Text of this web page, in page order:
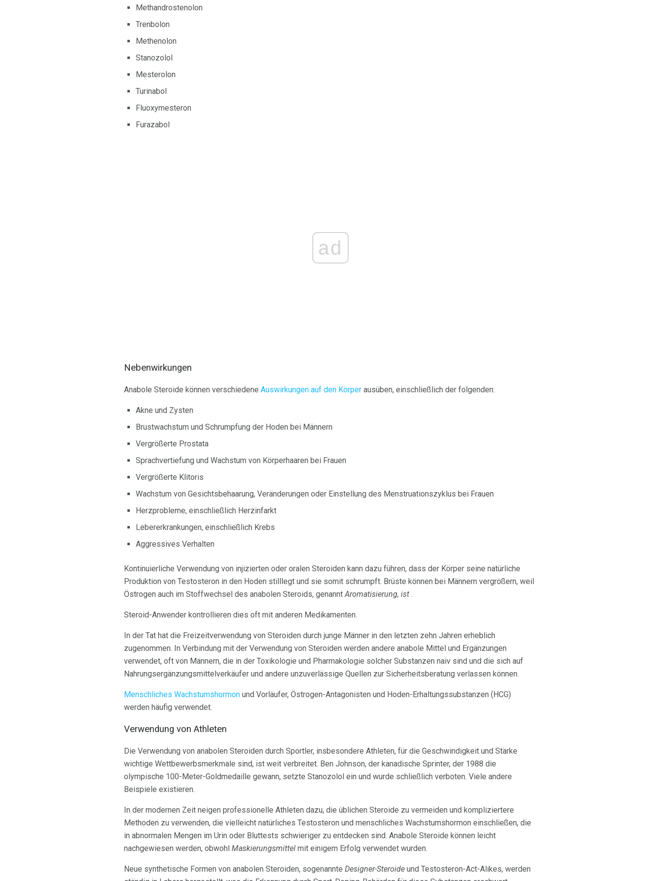
Methandrostenolon
Trenbolon
Methenolon
Stanozolol
Mesterolon
Turinabol
Fluoxymesteron
Furazabol
ad
Nebenwirkungen
Anabole Steroide können verschiedene Auswirkungen auf den Körper ausüben, einschließlich der folgenden:
Akne und Zysten
Brustwachstum und Schrumpfung der Hoden bei Männern
Vergrößerte Prostata
Sprachvertiefung und Wachstum von Körperhaaren bei Frauen
Vergrößerte Klitoris
Wachstum von Gesichtsbehaarung, Veränderungen oder Einstellung des Menstruationszyklus bei Frauen
Herzprobleme, einschließlich Herzinfarkt
Lebererkrankungen, einschließlich Krebs
Aggressives Verhalten
Kontinuierliche Verwendung von injizierten oder oralen Steroiden kann dazu führen, dass der Körper seine natürliche
Produktion von Testosteron in den Hoden stilllegt und sie somit schrumpft. Brüste können bei Männern vergrößern, weil
Östrogen auch im Stoffwechsel des anabolen Steroids, genannt Aromatisierung, ist .
Steroid-Anwender kontrollieren dies oft mit anderen Medikamenten.
In der Tat hat die Freizeitverwendung von Steroiden durch junge Männer in den letzten zehn Jahren erheblich
zugenommen. In Verbindung mit der Verwendung von Steroiden werden andere anabole Mittel und Ergänzungen
verwendet, oft von Männern, die in der Toxikologie und Pharmakologie solcher Substanzen naiv sind und die sich auf
Nahrungsergänzungsmittelverkäufer und andere unzuverlässige Quellen zur Sicherheitsberatung verlassen können.
Menschliches Wachstumshormon und Vorläufer, Östrogen-Antagonisten und Hoden-Erhaltungssubstanzen (HCG)
werden häufig verwendet.
Verwendung von Athleten
Die Verwendung von anabolen Steroiden durch Sportler, insbesondere Athleten, für die Geschwindigkeit und Stärke
wichtige Wettbewerbsmerkmale sind, ist weit verbreitet. Ben Johnson, der kanadische Sprinter, der 1988 die
olympische 100-Meter-Goldmedaille gewann, setzte Stanozolol ein und wurde schließlich verboten. Viele andere
Beispiele existieren.
In der modernen Zeit neigen professionelle Athleten dazu, die üblichen Steroide zu vermeiden und kompliziertere
Methoden zu verwenden, die vielleicht natürliches Testosteron und menschliches Wachstumshormon einschließen, die
in abnormalen Mengen im Urin oder Bluttests schwieriger zu entdecken sind. Anabole Steroide können leicht
nachgewiesen werden, obwohl Maskierungsmittel mit einigem Erfolg verwendet wurden.
Neue synthetische Formen von anabolen Steroiden, sogenannte Designer-Steroide und Testosteron-Act-Alikes, werden